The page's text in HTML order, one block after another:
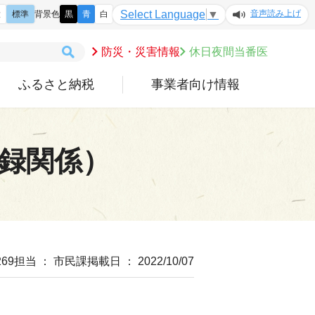
防災・災害情報 休日夜間当番医
ふるさと納税 事業者向け情報
標準 背景色 黒 青 白 Select Language ▼ 音声読み上げ
関係）
担当 ： 市民課掲載日 ： 2022/10/07